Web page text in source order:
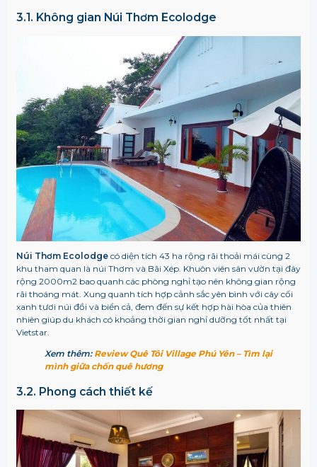
3.1. Không gian Núi Thơm Ecolodge
Núi Thơm Ecolodgecó diện tích 43 ha rộng rãi thoải mái cùng 2
khu tham quan là núi Thơm và Bãi Xép. Khuôn viên sân vườn tại đây
rộng 2000m2 bao quanh các phòng nghỉ tạo nên không gian rộng
rãi thoáng mát. Xung quanh tích hợp cảnh sắc yên bình với cây cối
xanh tươi núi đồi và biển cả, đem đến sự kết hợp hài hòa của thiên
nhiên giúp du khách có khoảng thời gian nghỉ dưỡng tốt nhất tại
Vietstar.
Xem thêm: Review Quê Tôi Village Phú Yên – Tìm lại
mình giữa chốn quê hương
3.2. Phong cách thiết kế